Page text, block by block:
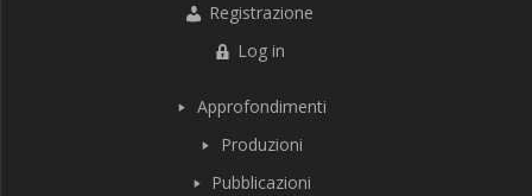
Registrazione
Log in
Approfondimenti
Produzioni
Pubblicazioni